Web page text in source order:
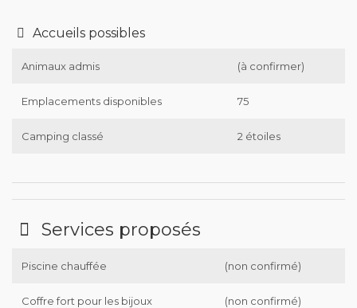
Accueils possibles
Animaux admis (à confirmer)
Emplacements disponibles 75
Camping classé 2 étoiles
Services proposés
Piscine chauffée (non confirmé)
Coffre fort pour les bijoux (non confirmé)